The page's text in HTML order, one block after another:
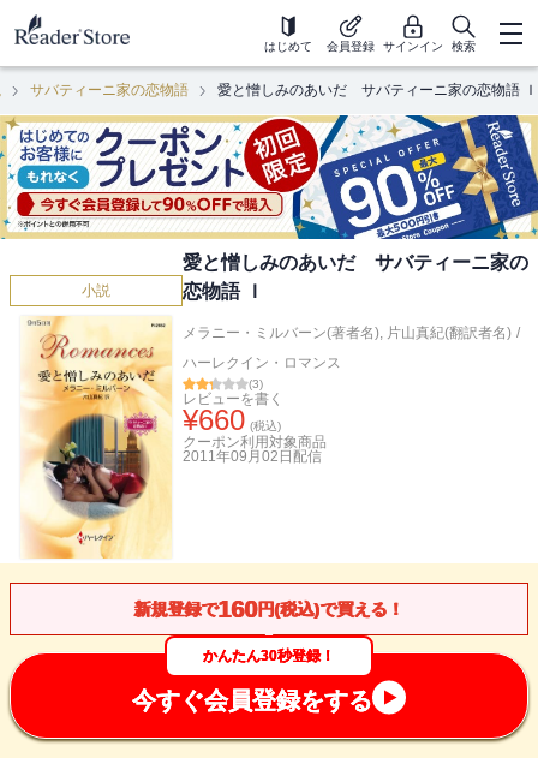
はじめて 会員登録 サインイン 検索
サバティーニ家の恋物語 愛と憎しみのあいだ サバティーニ家の恋物語 Ｉ
小説
愛と憎しみのあいだ サバティーニ家の
恋物語 Ｉ
メラニー・ミルバーン(著者名), 片山真紀(翻訳者名) /
ハーレクイン・ロマンス
(3)
レビューを書く
¥660 (税込)
クーポン利用対象商品
2011年09月02日 配信
新規登録で160円(税込)で買える！
かんたん30秒登録！
今すぐ会員登録をする